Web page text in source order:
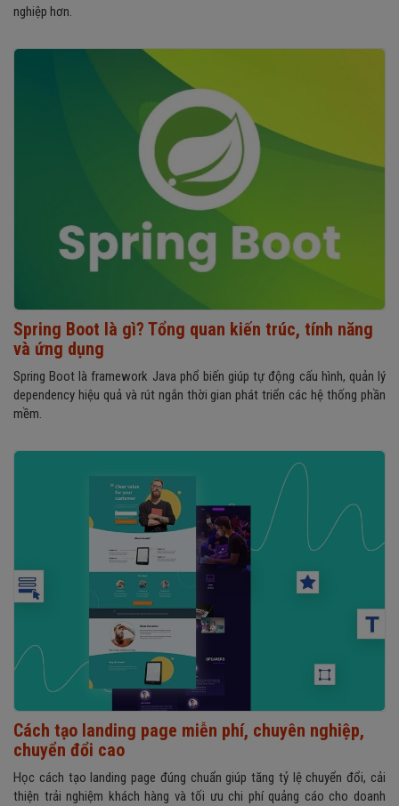
nghiệp hơn.
Spring Boot là gì? Tổng quan kiến trúc, tính năng
và ứng dụng
Spring Boot là framework Java phổ biến giúp tự động cấu hình, quản lý
dependency hiệu quả và rút ngắn thời gian phát triển các hệ thống phần
mềm.
Cách tạo landing page miễn phí, chuyên nghiệp,
chuyển đổi cao
Học cách tạo landing page đúng chuẩn giúp tăng tỷ lệ chuyển đổi, cải
thiện trải nghiệm khách hàng và tối ưu chi phí quảng cáo cho doanh